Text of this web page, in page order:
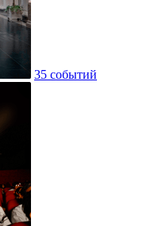
35 событий